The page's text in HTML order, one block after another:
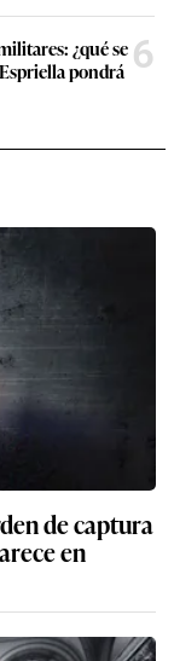
¿qué se
pondrá 6
de captura
en